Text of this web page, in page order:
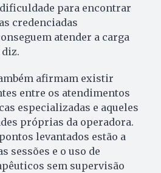
para encontrar
credenciadas
atender a carga
afirmam existir
entre os atendimentos
especializadas e aqueles
próprias da operadora.
levantados estão a
sessões e o uso de
sem supervisão